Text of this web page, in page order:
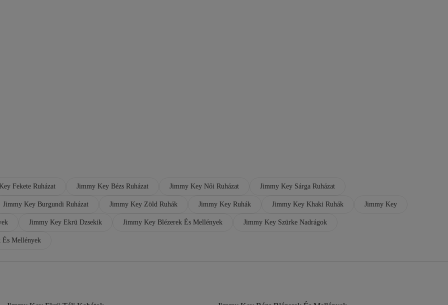
Fekete Ruházat Jimmy Key Bézs Ruházat Jimmy Key Női Ruházat Jimmy Key Sárga Ruházat
Jimmy Key Burgundi Ruházat Jimmy Key Zöld Ruhák Jimmy Key Ruhák Jimmy Key Khaki Ruhák Jimmy Key
Jimmy Key Ekrü Dzsekik Jimmy Key Blézerek És Mellények Jimmy Key Szürke Nadrágok
És Mellények